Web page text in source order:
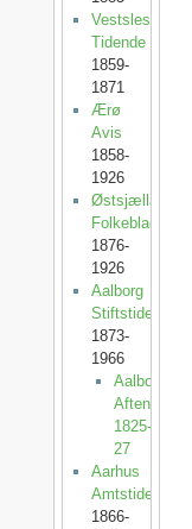
Vestslesvigsk
Tidende
1859-
1871
Ærø
Avis
1858-
1926
Østsjællands
Folkeblad
1876-
1926
Aalborg
Stiftstidende
1873-
1966
Aalborg
Aftenblad
1825-
27
Aarhus
Amtstidende
1866-